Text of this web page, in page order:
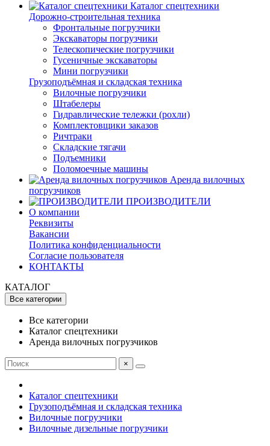
Каталог спецтехники
Дорожно-строительная техника
Фронтальные погрузчики
Экскаваторы погрузчики
Телескопические погрузчики
Гусеничные экскаваторы
Мини погрузчики
Грузоподъёмная и складская техника
Вилочные погрузчики
Штабелеры
Гидравлические тележки (рохли)
Комплектовщики заказов
Ричтраки
Складские тягачи
Подъемники
Поломоечные машины
Аренда вилочных
погрузчиков
ПРОИЗВОДИТЕЛИ
О компании
Реквизиты
Вакансии
Политика конфиденциальности
Согласие пользователя
КОНТАКТЫ
КАТАЛОГ
Все категории
Все категории
Каталог спецтехники
Аренда вилочных погрузчиков
×
Каталог спецтехники
Грузоподъёмная и складская техника
Вилочные погрузчики
Вилочные дизельные погрузчики